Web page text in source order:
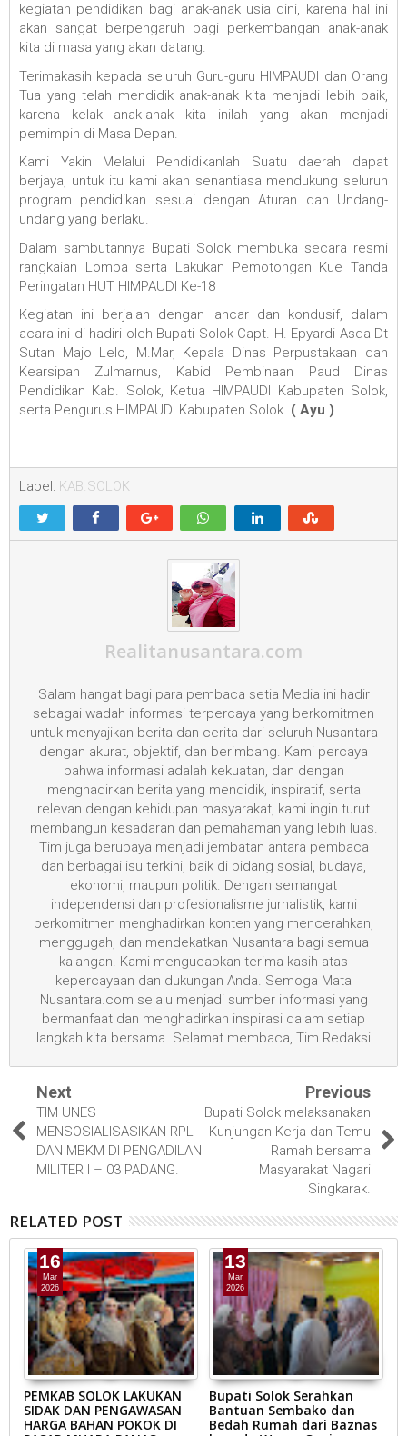
kegiatan pendidikan bagi anak-anak usia dini, karena hal ini
akan sangat berpengaruh bagi perkembangan anak-anak
kita di masa yang akan datang.
Terimakasih kepada seluruh Guru-guru HIMPAUDI dan Orang
Tua yang telah mendidik anak-anak kita menjadi lebih baik,
karena kelak anak-anak kita inilah yang akan menjadi
pemimpin di Masa Depan.
Kami Yakin Melalui Pendidikanlah Suatu daerah dapat
berjaya, untuk itu kami akan senantiasa mendukung seluruh
program pendidikan sesuai dengan Aturan dan Undang-
undang yang berlaku.
Dalam sambutannya Bupati Solok membuka secara resmi
rangkaian Lomba serta Lakukan Pemotongan Kue Tanda
Peringatan HUT HIMPAUDI Ke-18
Kegiatan ini berjalan dengan lancar dan kondusif, dalam
acara ini di hadiri oleh Bupati Solok Capt. H. Epyardi Asda Dt
Sutan Majo Lelo, M.Mar, Kepala Dinas Perpustakaan dan
Kearsipan Zulmarnus, Kabid Pembinaan Paud Dinas
Pendidikan Kab. Solok, Ketua HIMPAUDI Kabupaten Solok,
serta Pengurus HIMPAUDI Kabupaten Solok. ( Ayu )
Label: KAB.SOLOK
Realitanusantara.com
Salam hangat bagi para pembaca setia Media ini hadir
sebagai wadah informasi terpercaya yang berkomitmen
untuk menyajikan berita dan cerita dari seluruh Nusantara
dengan akurat, objektif, dan berimbang. Kami percaya
bahwa informasi adalah kekuatan, dan dengan
menghadirkan berita yang mendidik, inspiratif, serta
relevan dengan kehidupan masyarakat, kami ingin turut
membangun kesadaran dan pemahaman yang lebih luas.
Tim juga berupaya menjadi jembatan antara pembaca
dan berbagai isu terkini, baik di bidang sosial, budaya,
ekonomi, maupun politik. Dengan semangat
independensi dan profesionalisme jurnalistik, kami
berkomitmen menghadirkan konten yang mencerahkan,
menggugah, dan mendekatkan Nusantara bagi semua
kalangan. Kami mengucapkan terima kasih atas
kepercayaan dan dukungan Anda. Semoga Mata
Nusantara.com selalu menjadi sumber informasi yang
bermanfaat dan menghadirkan inspirasi dalam setiap
langkah kita bersama. Selamat membaca, Tim Redaksi
Next
TIM UNES
MENSOSIALISASIKAN RPL
DAN MBKM DI PENGADILAN
MILITER I – 03 PADANG.
Previous
Bupati Solok melaksanakan
Kunjungan Kerja dan Temu
Ramah bersama
Masyarakat Nagari
Singkarak.
RELATED POST
16
Mar
2026
PEMKAB SOLOK LAKUKAN
SIDAK DAN PENGAWASAN
HARGA BAHAN POKOK DI
13
Mar
2026
Bupati Solok Serahkan
Bantuan Sembako dan
Bedah Rumah dari Baznas